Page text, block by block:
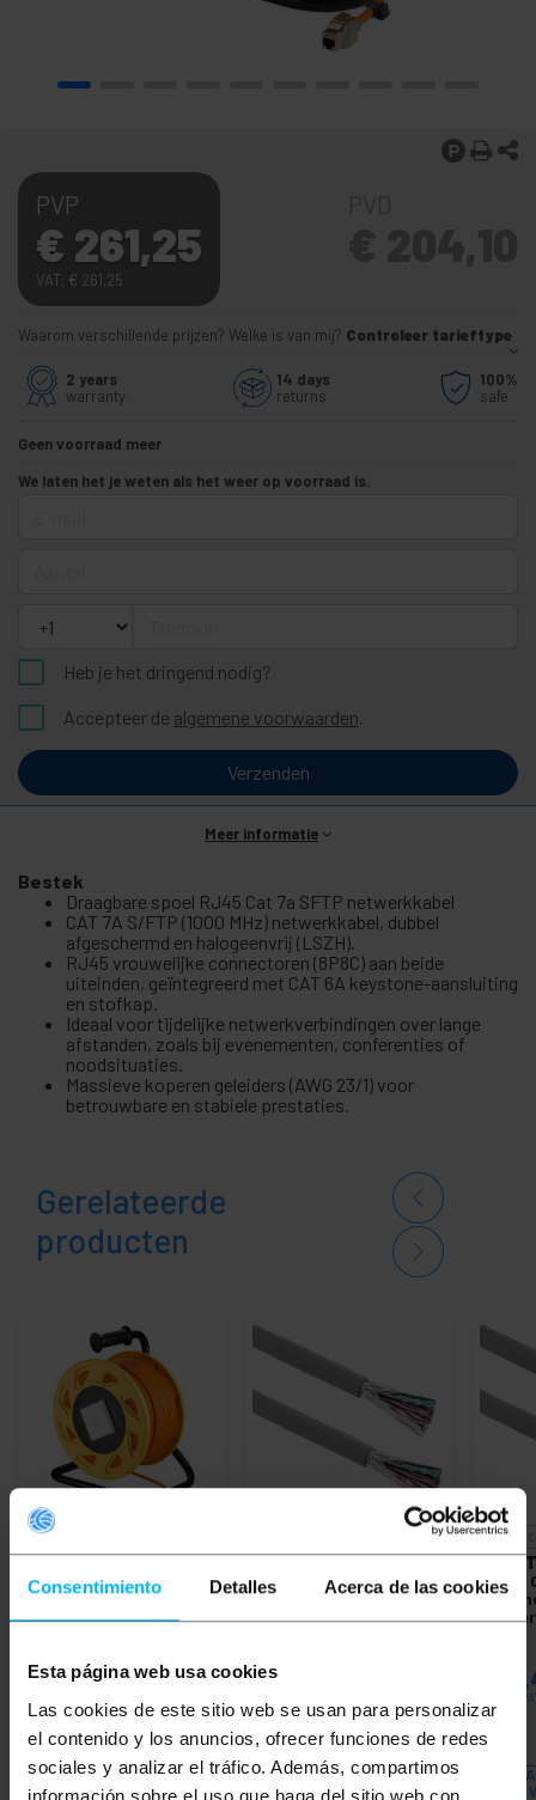
Consentimiento Detalles Acerca de las cookies
Esta página web usa cookies
Las cookies de este sitio web se usan para personalizar
el contenido y los anuncios, ofrecer funciones de redes
sociales y analizar el tráfico. Además, compartimos
información sobre el uso que haga del sitio web con
PVP
€ 261,25
VAT: € 261,25
Waarom verschillende prijzen? Welke is van mij? Controleer tarieftype
2 years
warranty
14 days
returns
100%
safe
Geen voorraad meer
We laten het je weten als het weer op voorraad is.
Heb je het dringend nodig?
Accepteer de algemene voorwaarden.
Verzenden
Meer informatie
Bestek
Draagbare spoel RJ45 Cat 7a SFTP netwerkkabel
CAT 7A S/FTP (1000 MHz) netwerkkabel, dubbel
afgeschermd en halogeenvrij (LSZH).
RJ45 vrouwelijke connectoren (8P8C) aan beide
uiteinden, geïntegreerd met CAT 6A keystone-aansluiting
en stofkap.
Ideaal voor tijdelijke netwerkverbindingen over lange
afstanden, zoals bij evenementen, conferenties of
noodsituaties.
Massieve koperen geleiders (AWG 23/1) voor
betrouwbare en stabiele prestaties.
Gerelateerde
producten
ONBESCHIKBAAR
BEMATIKDraagbare
netwerkkabelhaspel
RJ45 Cat 7a SFTP 50
meter
€192,50 €150,39
LAAT ME WETEN
WANNEER ER
BEMATIK305 m stijve
grijze Cat.7 SSTP CCA
ethernet
netwerkkabelhaspel
€160,37
LAAT ME WETEN
WANNEER ER
grijze